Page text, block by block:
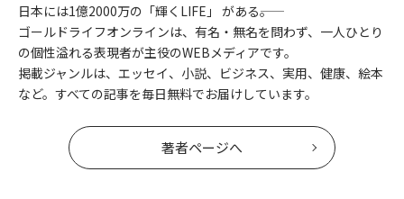
日本には1億2000万の「輝くLIFE」 がある――。
ゴールドライフオンラインは、有名・無名を問わず、一人ひとり
の個性溢れる表現者が主役のWEBメディアです。
掲載ジャンルは、エッセイ、小説、ビジネス、実用、健康、絵本
など。すべての記事を毎日無料でお届けしています。
著者ページへ